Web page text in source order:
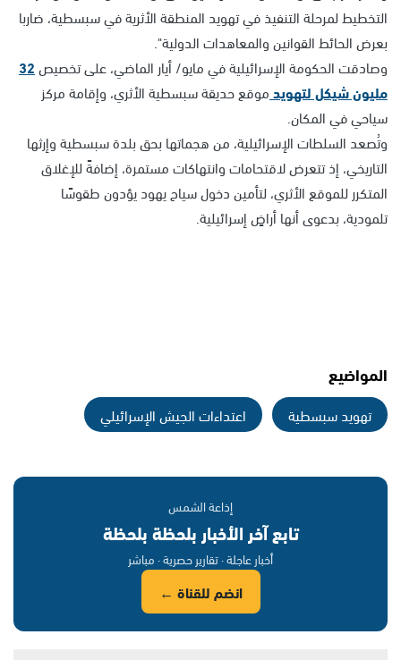
التخطيط لمرحلة التنفيذ في تهويد المنطقة الأثرية في سبسطية، ضاربا
بعرض الحائط القوانين والمعاهدات الدولية".
وصادقت الحكومة الإسرائيلية في مايو/ أيار الماضي، على تخصيص32
مليون شيكل لتهويدموقع حديقة سبسطية الأثري، وإقامة مركز
سياحي في المكان.
وتُصعد السلطات الإسرائيلية، من هجماتها بحق بلدة سبسطية وإرثها
التاريخي، إذ تتعرض لاقتحامات وانتهاكات مستمرة، إضافةً للإغلاق
المتكرر للموقع الأثري، لتأمين دخول سياح يهود يؤدون طقوسًا
تلمودية، بدعوى أنها أراضٍ إسرائيلية.
المواضيع
تهويد سبسطية اعتداءات الجيش الإسرائيلي
إذاعة الشمس
تابع آخر الأخبار بلحظة بلحظة
أخبار عاجلة · تقارير حصرية · مباشر
انضم للقناة ←